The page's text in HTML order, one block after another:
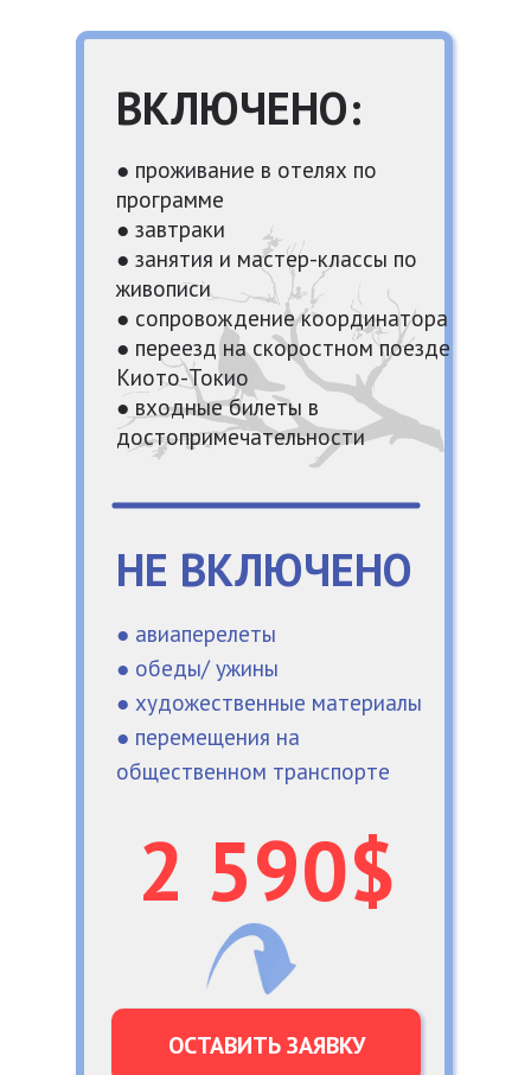
2 590$
ОСТАВИТЬ ЗАЯВКУ
ВКЛЮЧЕНО:
НЕ ВКЛЮЧЕНО
● проживание в отелях по
программе
● завтраки
● занятия и мастер-классы по
живописи
● сопровождение координатора
● переезд на скоростном поезде
Киото-Токио
● входные билеты в
достопримечательности
● авиаперелеты
● обеды/ ужины
● художественные материалы
● перемещения на
общественном транспорте